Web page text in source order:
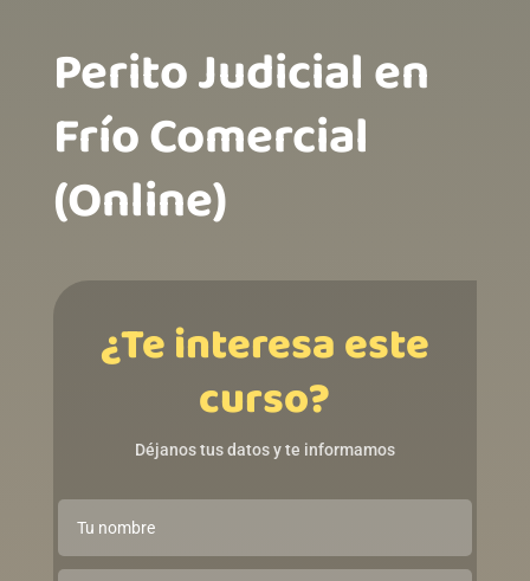
Perito Judicial en
Frío Comercial
(Online)
¿Te interesa este
curso?
Déjanos tus datos y te informamos